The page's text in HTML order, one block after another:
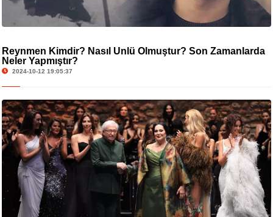
Reynmen Kimdir? Nasıl Ünlü Olmuştur? Son Zamanlarda
Neler Yapmıştır?
2024-10-12 19:05:37